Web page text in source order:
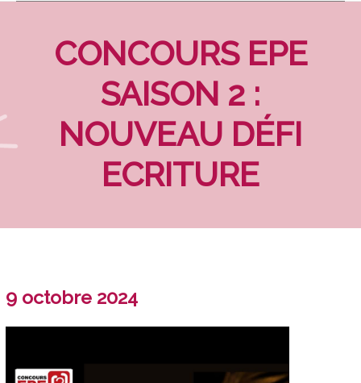
CONCOURS EPE
SAISON 2 :
NOUVEAU DÉFI
ECRITURE
9 octobre 2024